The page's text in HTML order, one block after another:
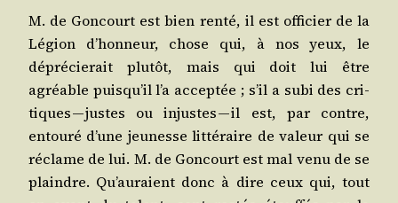
M. de Gon­court est bien ren­té, il est offi­cier de la
Légion d’hon­neur, chose qui, à nos yeux, le
dépré­cie­rait plu­tôt, mais qui doit lui être
agréable puis­qu’il l’a accep­tée ; s’il a subi des cri­
tiques — justes ou injustes — il est, par contre,
entou­ré d’une jeu­nesse lit­té­raire de valeur qui se
réclame de lui. M. de Gon­court est mal venu de se
plaindre. Qu’au­raient donc à dire ceux qui, tout